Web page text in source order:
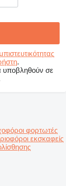
.
υποβληθούν σε
φορτωτές
εκσκαφείς